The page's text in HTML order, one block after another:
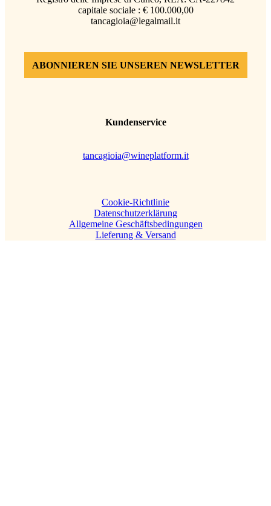
capitale sociale : € 100.000,00
tancagioia@legalmail.it
ABONNIEREN SIE UNSEREN NEWSLETTER
Kundenservice
tancagioia@wineplatform.it
Cookie-Richtlinie
Datenschutzerklärung
Allgemeine Geschäftsbedingungen
Lieferung & Versand